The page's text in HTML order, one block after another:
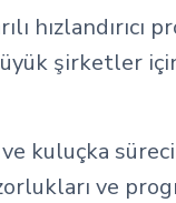
şirketler
kuluçka
zorlukları ve